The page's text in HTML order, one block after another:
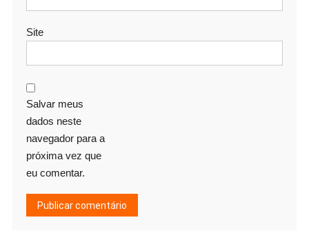
Site
Salvar meus
dados neste
navegador para a
próxima vez que
eu comentar.